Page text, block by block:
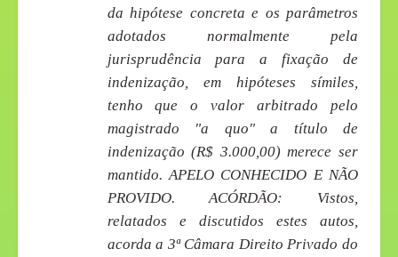
da hipótese concreta e os parâmetros
adotados normalmente pela
jurisprudência para a fixação de
indenização, em hipóteses símiles,
tenho que o valor arbitrado pelo
magistrado "a quo" a título de
indenização (R$ 3.000,00) merece ser
mantido. APELO CONHECIDO E NÃO
PROVIDO. ACÓRDÃO: Vistos,
relatados e discutidos estes autos,
acorda a 3ª Câmara Direito Privado do